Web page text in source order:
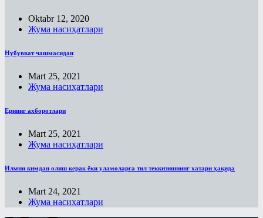
Oktabr 12, 2020
Жума насиҳатлари
Нубувват чашмасидан
Mart 25, 2021
Жума насиҳатлари
Ернинг ахборотлари
Mart 25, 2021
Жума насиҳатлари
Илмни кимдан олиш керак ёки уламоларга тил теккизишнинг хатари ҳақида
Mart 24, 2021
Жума насиҳатлари